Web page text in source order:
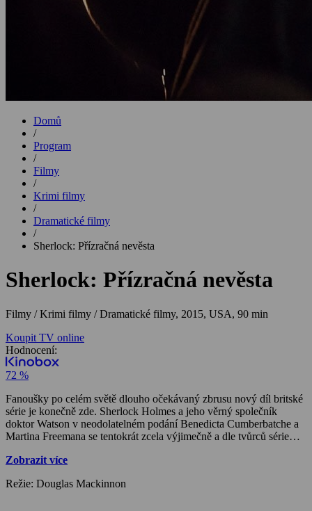
Domů
/
Program
/
Filmy
/
Krimi filmy
/
Dramatické filmy
/
Sherlock: Přízračná nevěsta
Sherlock: Přízračná nevěsta
Filmy / Krimi filmy / Dramatické filmy, 2015, USA, 90 min
Koupit TV online
Hodnocení:
72 %
Fanoušky po celém světě dlouho očekávaný zbrusu nový díl britské
série je konečně zde. Sherlock Holmes a jeho věrný společník
doktor Watson v neodolatelném podání Benedicta Cumberbatche a
Martina Freemana se tentokrát zcela výjimečně a dle tvůrců série
Londýna konce 19. století. Tedy v prostředí a době, kam
fenoménu, Sir Arthur Conan Doyle. Jak prosté.
Zobrazit více
Režie: Douglas Mackinnon